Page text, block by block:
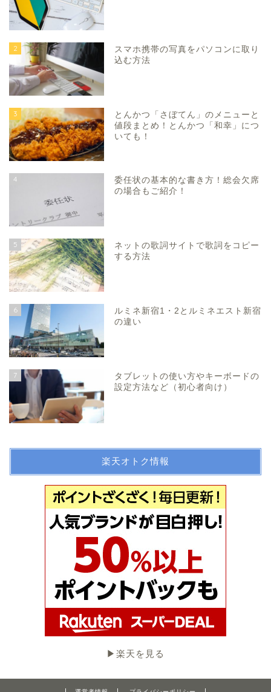
2
スマホ携帯の写真をパソコンに取り
込む方法
3
とんかつ「さぼてん」のメニューと
値段まとめ！とんかつ「和幸」につ
いても！
4
委任状の基本的な書き方！総会欠席
の場合もご紹介！
5
ネットの歌詞サイトで歌詞をコピー
する方法
6
ルミネ新宿1・2とルミネエスト新宿
の違い
7
タブレットの使い方やキーボードの
設定方法など（初心者向け）
楽天オトク情報
▶︎楽天を見る